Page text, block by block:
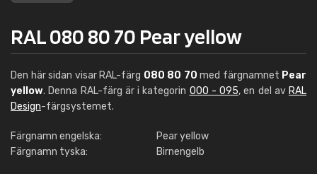
RAL 080 80 70 Pear yellow
Den här sidan visar RAL-färg 080 80 70 med färgnamnet Pear
yellow. Denna RAL-färg är i kategorin 000 - 095, en del av RAL
Design-färgsystemet.
Färgnamn engelska:
Pear yellow
Färgnamn tyska:
Birnengelb